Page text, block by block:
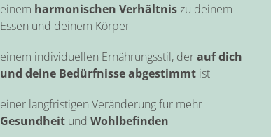
einem harmonischen Verhältniszu deinem
Essen und deinem Körper
einem individuellen Ernährungsstil, derauf dich
und deine Bedürfnisse abgestimmtist
einer langfristigen Veränderung für mehr
Gesundheitund Wohlbefinden